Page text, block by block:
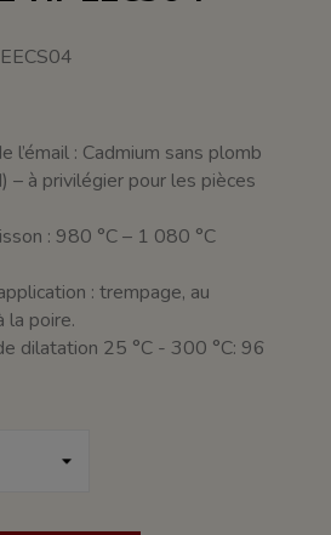
l’émail : Cadmium sans plomb
– à privilégier pour les pièces
: 980 °C – 1 080 °C
: trempage, au
la poire.
dilatation 25 °C - 300 °C: 96